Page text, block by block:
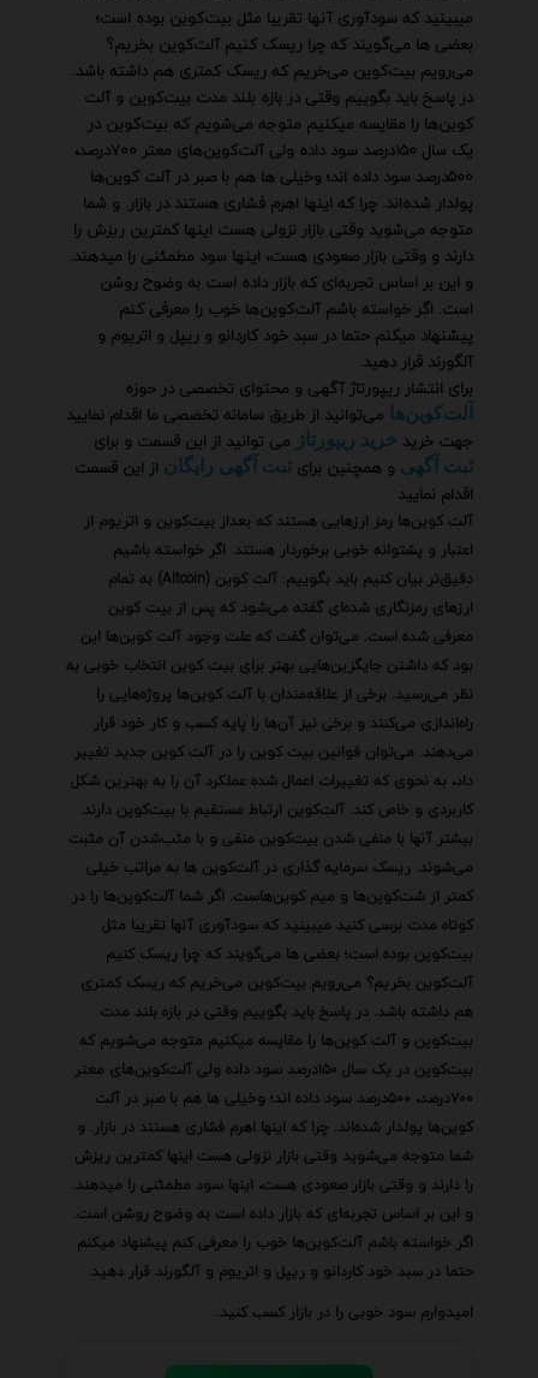
میبینید که سودآوری آنها تقریبا مثل بیت‌کوین بوده است؛
بعضی ها می‌گویند که چرا ریسک کنیم آلت‌کوین بخریم؟
می‌رویم بیت‌کوین می‌خریم که ریسک کمتری هم داشته باشد.
در پاسخ باید بگوییم وقتی در بازه بلند مدت بیت‌کوین و آلت
کوین‌ها را مقایسه میکنیم متوجه می‌شویم که بیت‌کوین در
یک سال ۱۵۰درصد سود داده ولی آلت‌کوین‌های معتر ۷۰۰درصد،
۵۰۰درصد سود داده اند؛ وخیلی ها هم با صبر در آلت کوین‌ها
پولدار شده‌اند. چرا که اینها اهرم فشاری هستند در بازار. و شما
متوجه می‌شوید وقتی بازار نزولی هست اینها کمترین ریزش را
دارند و وقتی بازار صعودی هست، اینها سود مطمئنی را میدهند.
و این بر اساس تجربه‌ای که بازار داده است به وضوح روشن
است. اگر خواسته باشم آلت‌کوین‌ها خوب را معرفی کنم
پیشنهاد میکنم حتما در سبد خود کاردانو و ریپل و اتریوم و
آلگورند قرار دهید.
برای انتشار ریپورتاژ آگهی و محتوای تخصصی در حوزه
آلت‌کوین‌ها می‌توانید از طریق سامانه تخصصی ما اقدام نمایید
جهت خرید خرید ریپورتاژ می توانید از این قسمت و برای
ثبت آگهی و همچنین برای ثبت آگهی رایگان از این قسمت
اقدام نمایید
آلت کوین‌‌ها رمز ارزهایی هستند که بعداز بیت‌کوین و اتریوم از
اعتبار و پشتوانه خوبی برخوردار هستند. اگر خواسته باشیم
دقیق‌تر بیان کنیم باید بگوییم: آلت کوین‌ (Altcoin) به تمام
ارزهای رمزنگاری شده‌ای گفته می‌شود که پس از بیت‌ کوین
معرفی شده است. می‌توان گفت که علت وجود آلت کوین‌ها این
بود که داشتن جایگزین‌هایی بهتر برای بیت کوین انتخاب خوبی به
نظر می‌رسید. برخی از علاقه‌مندان با آلت کوین‌ها پروژه‌هایی را
راه‌اندازی می‌کنند و برخی نیز آن‌ها را پایه‌ کسب و کار خود قرار
می‌دهند. می‌توان قوانین بیت کوین را در آلت کوین جدید تغییر
داد، به نحوی که تغییرات اعمال شده عملکرد آن را به بهترین شکل
کاربردی و خاص کند. آلت‌کوین ارتباط مستقیم با بیت‌کوین دارند.
بیشتر آنها با منفی شدن بیت‌کوین منفی و با مثب‌شدن آن مثبت
می‌شوند. ریسک سرمایه گذاری در آلت‌کوین ها به مراتب خیلی
کمتر از شت‌کوین‌ها و میم کوین‌هاست. اگر شما آلت‌کوین‌ها را در
کوتاه مدت برسی کنید میبینید که سودآوری آنها تقریبا مثل
بیت‌کوین بوده است؛ بعضی ها می‌گویند که چرا ریسک کنیم
آلت‌کوین بخریم؟ می‌رویم بیت‌کوین می‌خریم که ریسک کمتری
هم داشته باشد. در پاسخ باید بگوییم وقتی در بازه بلند مدت
بیت‌کوین و آلت کوین‌ها را مقایسه میکنیم متوجه می‌شویم که
بیت‌کوین در یک سال ۱۵۰درصد سود داده ولی آلت‌کوین‌های معتر
۷۰۰درصد، ۵۰۰درصد سود داده اند؛ وخیلی ها هم با صبر در آلت
کوین‌ها پولدار شده‌اند. چرا که اینها اهرم فشاری هستند در بازار. و
شما متوجه می‌شوید وقتی بازار نزولی هست اینها کمترین ریزش
را دارند و وقتی بازار صعودی هست، اینها سود مطمئنی را میدهند.
و این بر اساس تجربه‌ای که بازار داده است به وضوح روشن است.
اگر خواسته باشم آلت‌کوین‌ها خوب را معرفی کنم پیشنهاد میکنم
حتما در سبد خود کاردانو و ریپل و اتریوم و آلگورند قرار دهید.
امیدوارم سود خوبی را در بازار کسب کنید.